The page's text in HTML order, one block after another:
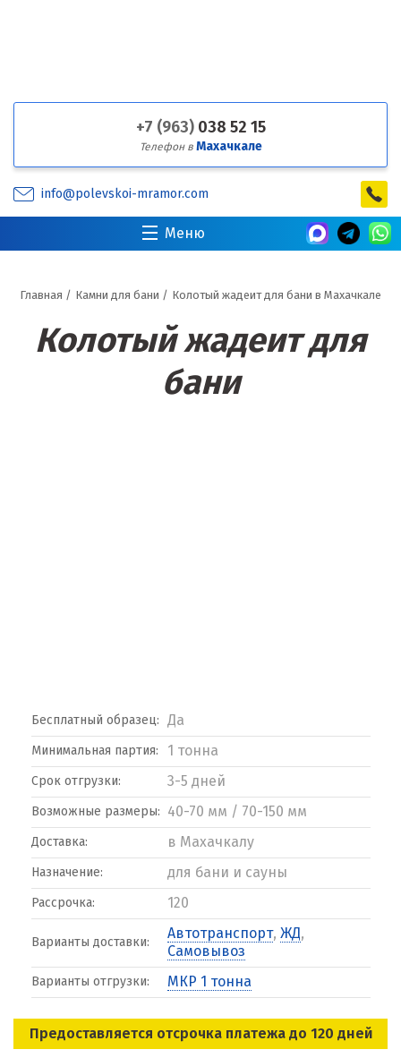
+7 (963) 038 52 15
Телефон в Махачкале
info@polevskoi-mramor.com
Меню
Главная / Камни для бани / Колотый жадеит для бани в Махачкале
Колотый жадеит для
бани
Бесплатный образец: Да
Минимальная партия: 1 тонна
Срок отгрузки: 3-5 дней
Возможные размеры: 40-70 мм / 70-150 мм
Доставка: в Махачкалу
Назначение: для бани и сауны
Рассрочка: 120
Варианты доставки:
Автотранспорт, ЖД,
Самовывоз
Варианты отгрузки: МКР 1 тонна
Предоставляется отсрочка платежа до 120 дней